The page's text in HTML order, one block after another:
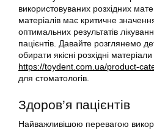
використовуваних розхідних
матеріалів має критичне
оптимальних результатів
пацієнтів. Давайте розглянемо
обирати якісні розхідні матеріали
https://toydent.com.ua/product-
для стоматологів.
Здоров’я пацієнтів
Найважливішою перевагою